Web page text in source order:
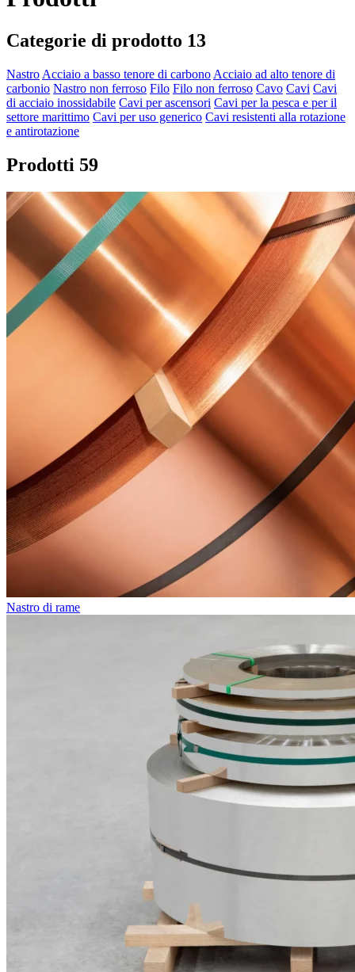
Categorie di prodotto 13
Nastro Acciaio a basso tenore di carbono Acciaio ad alto tenore di
carbonio Nastro non ferroso Filo Filo non ferroso Cavo Cavi Cavi
di acciaio inossidabile Cavi per ascensori Cavi per la pesca e per il
settore marittimo Cavi per uso generico Cavi resistenti alla rotazione
e antirotazione
Prodotti 59
Nastro di rame